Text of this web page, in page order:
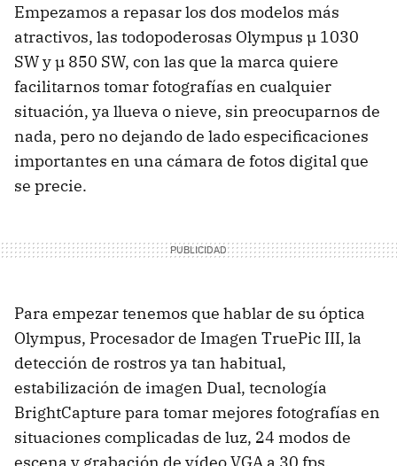
Empezamos a repasar los dos modelos más
atractivos, las todopoderosas Olympus µ 1030
SW y µ 850 SW, con las que la marca quiere
facilitarnos tomar fotografías en cualquier
situación, ya llueva o nieve, sin preocuparnos de
nada, pero no dejando de lado especificaciones
importantes en una cámara de fotos digital que
se precie.
Para empezar tenemos que hablar de su óptica
Olympus, Procesador de Imagen TruePic III, la
detección de rostros ya tan habitual,
estabilización de imagen Dual, tecnología
BrightCapture para tomar mejores fotografías en
situaciones complicadas de luz, 24 modos de
escena y grabación de vídeo VGA a 30 fps.